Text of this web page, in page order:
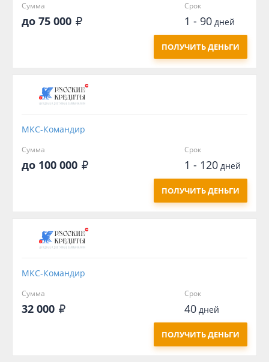
Сумма
до 75 000
Срок
1 - 90дней
ПОЛУЧИТЬ ДЕНЬГИ
МКС-Командир
Сумма
до 100 000
Срок
1 - 120дней
ПОЛУЧИТЬ ДЕНЬГИ
МКС-Командир
Сумма
32 000
Срок
40дней
ПОЛУЧИТЬ ДЕНЬГИ